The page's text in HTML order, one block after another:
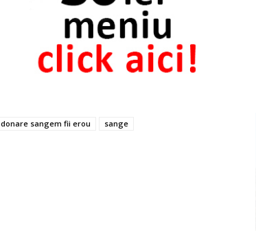
donare sangem fii erou sange